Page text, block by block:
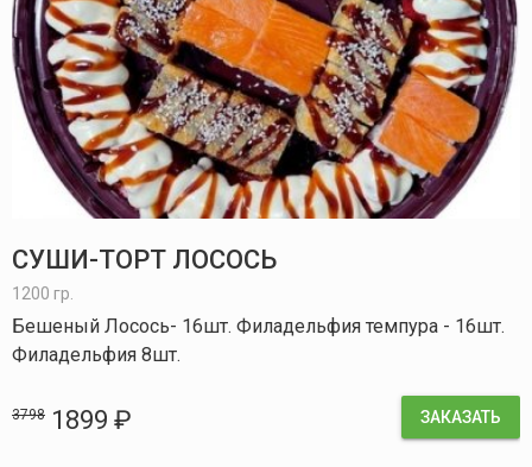
СУШИ-ТОРТ ЛОСОСЬ
1200 гр.
Бешеный Лосось- 16шт. Филадельфия темпура - 16шт.
Филадельфия 8шт.
3798 1899 ₽ ЗАКАЗАТЬ